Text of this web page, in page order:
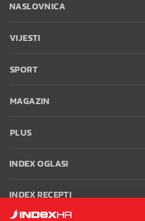
NASLOVNICA
VIJESTI
SPORT
MAGAZIN
PLUS
INDEX OGLASI
INDEX RECEPTI